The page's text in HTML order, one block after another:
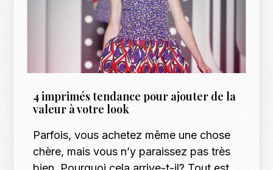
4 imprimés tendance pour ajouter de la
valeur à votre look
Parfois, vous achetez même une chose
chère, mais vous n’y paraissez pas très